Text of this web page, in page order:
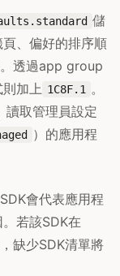
儲
、偏好的排序順
透過app group
加上 1C8F.1 。
讀取管理員設定
）的應用程
會代表應用程
若該SDK在
缺少SDK清單將